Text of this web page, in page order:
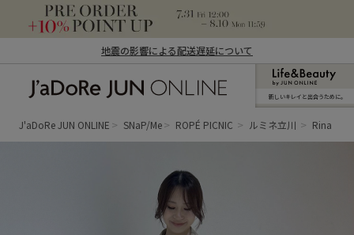
地震の影響による配送遅延について
ン オンライン）
新しいキレイと出合うために。
J'aDoRe JUN ONLINE SNaP/Me ROPÉ PICNIC ルミネ立川 Rina